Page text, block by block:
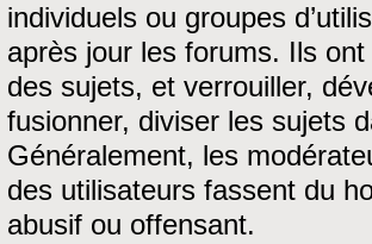
individuels ou groupes
après jour les forums. Ils ont
des sujets, et verrouiller,
fusionner, diviser les sujets
Généralement, les
des utilisateurs fassent du
abusif ou offensant.